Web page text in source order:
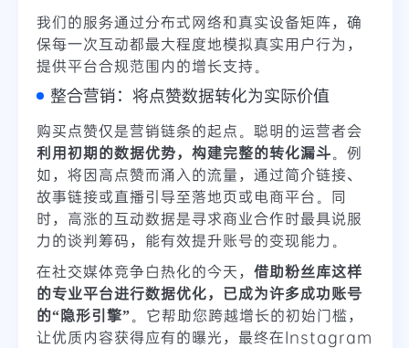
我们的服务通过分布式网络和真实设备矩阵，确
保每一次互动都最大程度地模拟真实用户行为，
提供平台合规范围内的增长支持。
整合营销：将点赞数据转化为实际价值
购买点赞仅是营销链条的起点。聪明的运营者会
利用初期的数据优势，构建完整的转化漏斗。例
如，将因高点赞而涌入的流量，通过简介链接、
故事链接或直播引导至落地页或电商平台。同
时，高涨的互动数据是寻求商业合作时最具说服
力的谈判筹码，能有效提升账号的变现能力。
在社交媒体竞争白热化的今天， 借助粉丝库这样
的专业平台进行数据优化，已成为许多成功账号
的“隐形引擎”。它帮助您跨越增长的初始门槛，
让优质内容获得应有的曝光，最终在Instagram